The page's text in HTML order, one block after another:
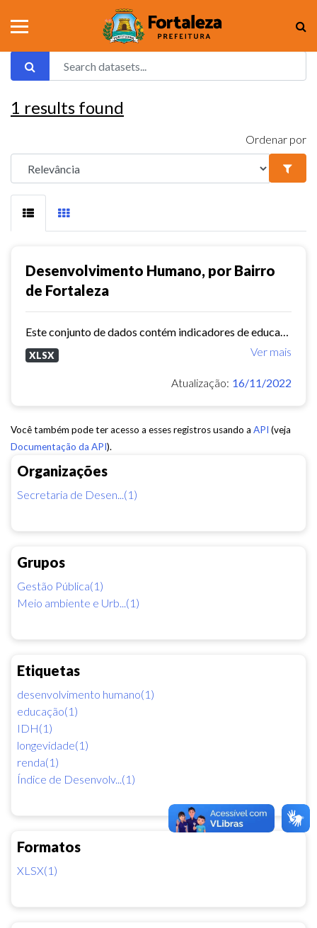
Organizações
Secretaria de Desen...(1)
Grupos
Gestão Pública(1)
Meio ambiente e Urb...(1)
Etiquetas
desenvolvimento humano(1)
educação(1)
IDH(1)
longevidade(1)
renda(1)
Índice de Desenvolv...(1)
Formatos
XLSX(1)
1 results found
Ordenar por
Desenvolvimento Humano, por Bairro
de Fortaleza
Ver mais
XLSX
Atualização: 16/11/2022
Você também pode ter acesso a esses registros usando a API (veja
Documentação da API).